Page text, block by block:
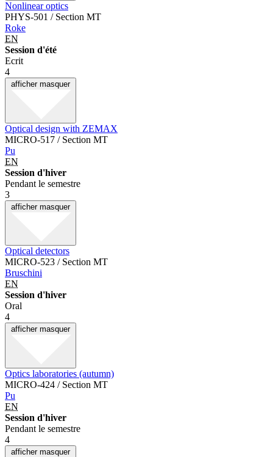
Nonlinear optics
PHYS-501 / Section MT
Roke
EN
Session d'été
Ecrit
4
afficher masquer
Optical design with ZEMAX
MICRO-517 / Section MT
Pu
EN
Session d'hiver
Pendant le semestre
3
afficher masquer
Optical detectors
MICRO-523 / Section MT
Bruschini
EN
Session d'hiver
Oral
4
afficher masquer
Optics laboratories (autumn)
MICRO-424 / Section MT
Pu
EN
Session d'hiver
Pendant le semestre
4
afficher masquer